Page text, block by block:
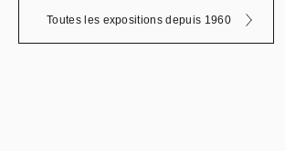
Toutes les expositions depuis 1960